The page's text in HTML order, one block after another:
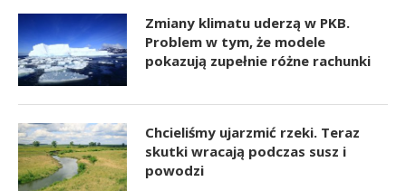
Zmiany klimatu uderzą w PKB.
Problem w tym, że modele
pokazują zupełnie różne rachunki
Chcieliśmy ujarzmić rzeki. Teraz
skutki wracają podczas susz i
powodzi